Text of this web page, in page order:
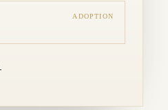
ADOPTION